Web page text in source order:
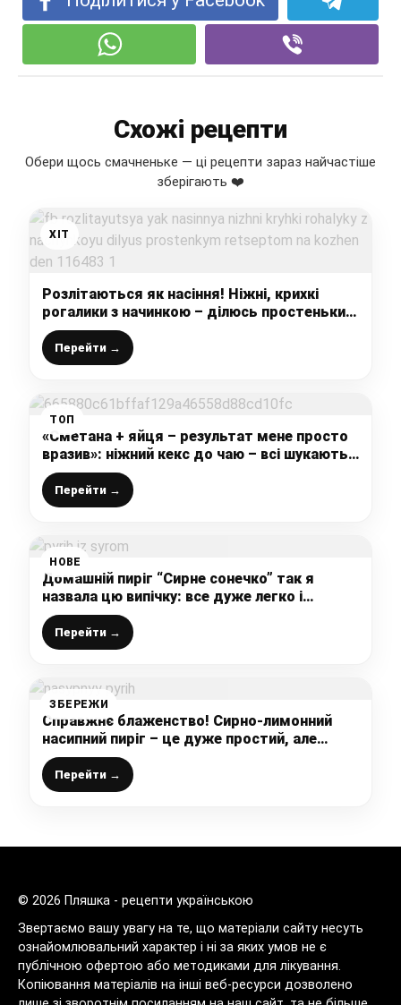
Схожі рецепти
Обери щось смачненьке — ці рецепти зараз найчастіше
зберігають ❤️
ХІТ
Розлітаються як насіння! Ніжні, крихкі
рогалики з начинкою – ділюсь простеньким
рецептом на кожен день
Перейти →
ТОП
«Сметана + яйця – результат мене просто
вразив»: ніжний кекс до чаю – всі шукають
цей рецепт, а я ділюся з вами
Перейти →
НОВЕ
Домашній пиріг “Сирне сонечко” так я
назвала цю випічку: все дуже легко і
швидко, а результат просто
неперевершений
Перейти →
ЗБЕРЕЖИ
Справжнє блаженство! Сирно-лимонний
насипний пиріг – це дуже простий, але
неймовірно смачний десерт (без замісу
тіста)
Перейти →
© 2026 Пляшка - рецепти українською
Звертаємо вашу увагу на те, що матеріали сайту несуть
ознайомлювальний характер і ні за яких умов не є
публічною офертою або методиками для лікування.
Копіювання матеріалів на інші веб-ресурси дозволено